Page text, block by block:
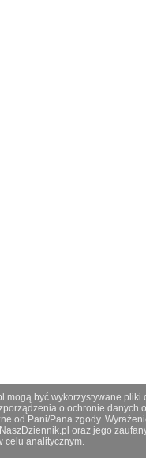
mogą być wykorzystywane
o ochronie danych
od Pani/Pana zgody.
oraz jego
celu analitycznym.